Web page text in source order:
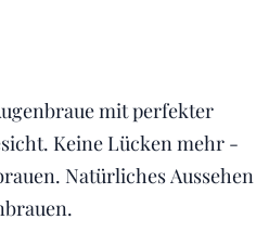
mit perfekter
Keine Lücken mehr -
Natürliches Aussehen